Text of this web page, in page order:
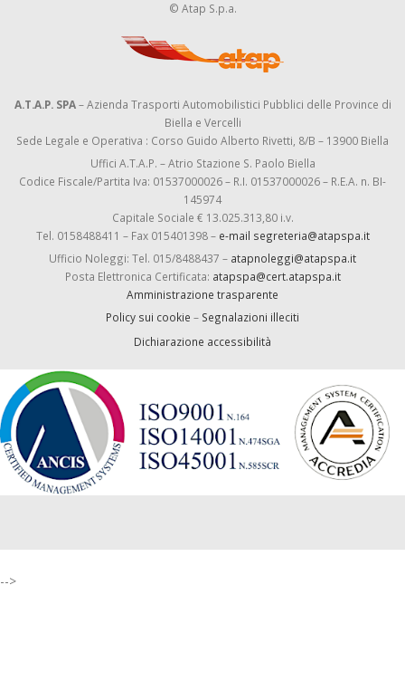
© Atap S.p.a.
A.T.A.P. SPA– Azienda Trasporti Automobilistici Pubblici delle Province di
Biella e Vercelli
Sede Legale e Operativa : Corso Guido Alberto Rivetti, 8/B – 13900 Biella
Uffici A.T.A.P. – Atrio Stazione S. Paolo Biella
Codice Fiscale/Partita Iva: 01537000026 – R.I. 01537000026 – R.E.A. n. BI-
145974
Capitale Sociale € 13.025.313,80 i.v.
Tel. 0158488411 – Fax 015401398 – e-mail segreteria@atapspa.it
Ufficio Noleggi: Tel. 015/8488437 – atapnoleggi@atapspa.it
Posta Elettronica Certificata: atapspa@cert.atapspa.it
Amministrazione trasparente
Policy sui cookie – Segnalazioni illeciti
Dichiarazione accessibilità
-->